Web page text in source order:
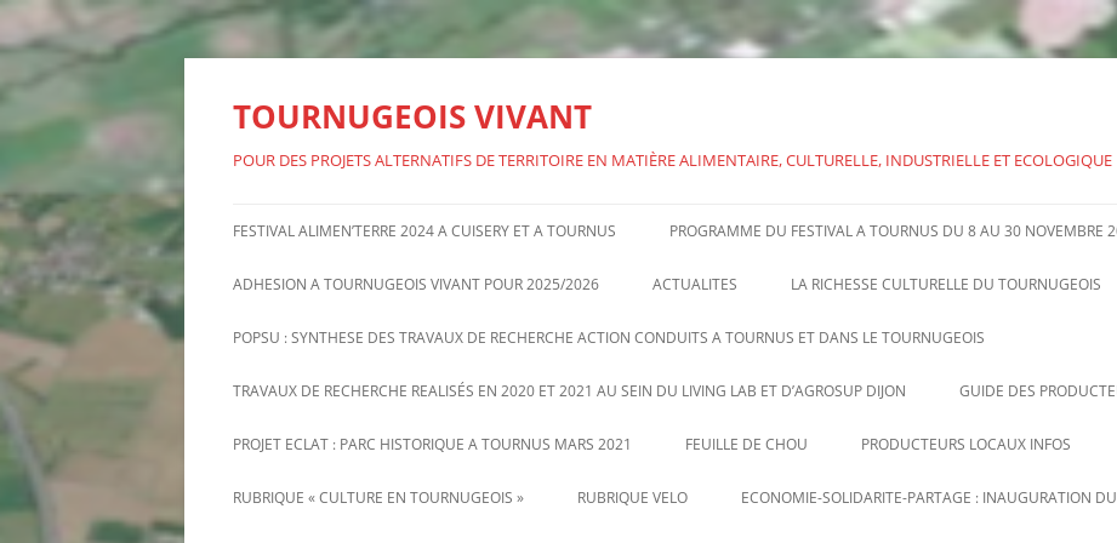
Aller
contenu
TOURNUGEOIS VIVANT
POUR DES PROJETS ALTERNATIFS DE TERRITOIRE EN MATIÈRE ALIMENTAIRE, CULTURELLE, INDUSTRIELLE ET ECOLOGIQUE
FESTIVAL ALIMEN’TERRE 2024 A CUISERY ET A TOURNUS PROGRAMME DU FESTIVAL A TOURNUS DU 8 AU 30 NOVEMBRE
FESTIVAL ALIMEN’TERRE 2024 –
SAVARIN
ADHESION A TOURNUGEOIS VIVANT POUR 2025/2026 ACTUALITES LA RICHESSE CULTURELLE DU TOURNUGEOIS
POPSU : SYNTHESE DES TRAVAUX DE RECHERCHE ACTION CONDUITS A TOURNUS ET DANS LE TOURNUGEOIS
TRAVAUX DE RECHERCHE REALISÉS EN 2020 ET 2021 AU SEIN DU LIVING LAB ET D’AGROSUP DIJON GUIDE DES
PROJET ECLAT : PARC HISTORIQUE A TOURNUS MARS 2021
INFORMATIONS RECENTES SUR
FEUILLE DE CHOU
FEUILLE DE CHOU DE TV N°8
PRODUCTEURS LOCAUX INFOS
VENTES DIRECTES PAR
RUBRIQUE « CULTURE EN TOURNUGEOIS » RUBRIQUE VELO ECONOMIE-SOLIDARITE-PARTAGE : INAUGURATION